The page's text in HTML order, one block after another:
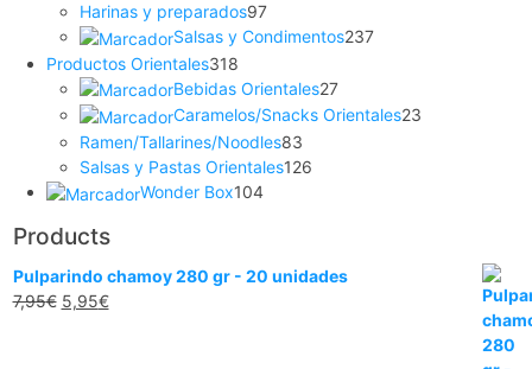
Harinas y preparados97
Salsas y Condimentos237
Productos Orientales318
Bebidas Orientales27
Caramelos/Snacks Orientales23
Ramen/Tallarines/Noodles83
Salsas y Pastas Orientales126
Wonder Box104
Products
Pulparindo chamoy 280 gr - 20 unidades
7,95€ 5,95€